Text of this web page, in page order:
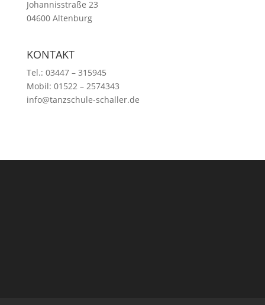
(Vorkenntnisse
erforderlich)
Johannisstraße 23
04600 Altenburg
KONTAKT
Tel.: 03447 – 315945
Mobil: 01522 – 2574343
info@tanzschule-schaller.de